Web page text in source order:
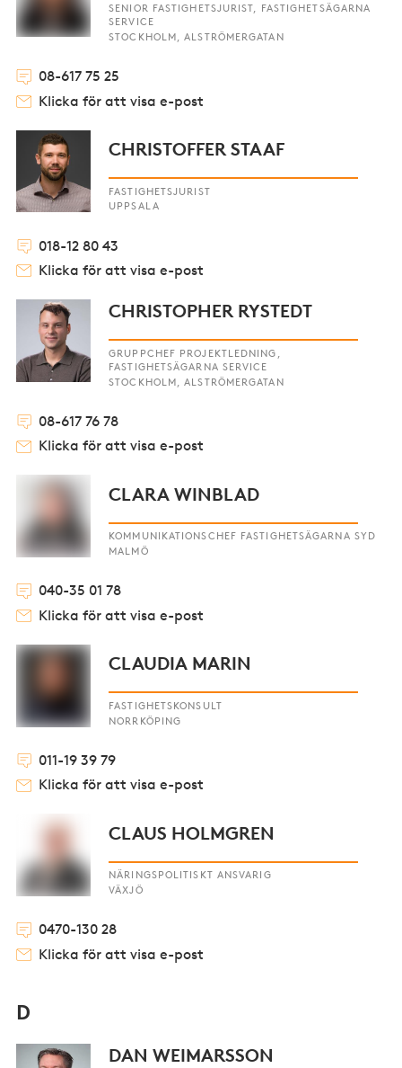
SENIOR FASTIGHETSJURIST, FASTIGHETSÄGARNA
SERVICE
STOCKHOLM, ALSTRÖMERGATAN
08-617 75 25
Klicka för att visa e-post
CHRISTOFFER STAAF
FASTIGHETSJURIST
UPPSALA
018-12 80 43
Klicka för att visa e-post
CHRISTOPHER RYSTEDT
GRUPPCHEF PROJEKTLEDNING,
FASTIGHETSÄGARNA SERVICE
STOCKHOLM, ALSTRÖMERGATAN
08-617 76 78
Klicka för att visa e-post
CLARA WINBLAD
KOMMUNIKATIONSCHEF FASTIGHETSÄGARNA SYD
MALMÖ
040-35 01 78
Klicka för att visa e-post
CLAUDIA MARIN
FASTIGHETSKONSULT
NORRKÖPING
011-19 39 79
Klicka för att visa e-post
CLAUS HOLMGREN
NÄRINGSPOLITISKT ANSVARIG
VÄXJÖ
0470-130 28
Klicka för att visa e-post
D
DAN WEIMARSSON